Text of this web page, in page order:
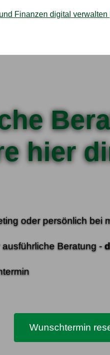
hier
oder persönlich bei
ausführliche Beratung -
Wunschtermin